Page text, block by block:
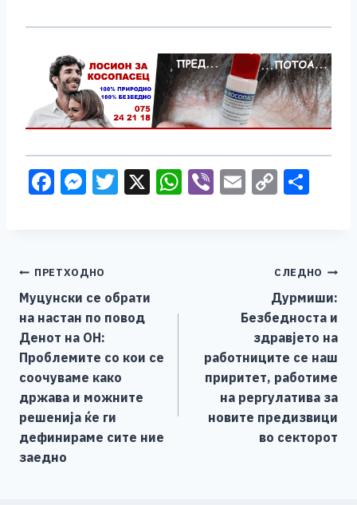
F
b
o
o
k
M
n
g
er
T X W Vi E C
Li
n
k
Навигација
на
напис
ПРЕТХОДНО
Муцунски се обрати
на настан по повод
Денот на ОН:
Проблемите со кои се
соочуваме како
држава и можните
решенија ќе ги
дефинираме сите ние
заедно
СЛЕДНО
Дурмиши:
Безбедноста и
здравјето на
работниците се наш
приритет, работиме
на рергулатива за
новите предизвици
во секторот